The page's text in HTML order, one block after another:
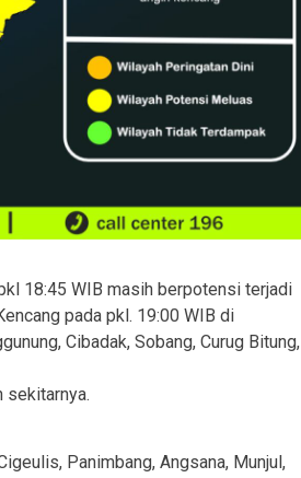
18:45 WIB masih berpotensi terjadi
pada pkl. 19:00 WIB di
Cibadak, Sobang, Curug Bitung,
sekitarnya.
Panimbang, Angsana, Munjul,